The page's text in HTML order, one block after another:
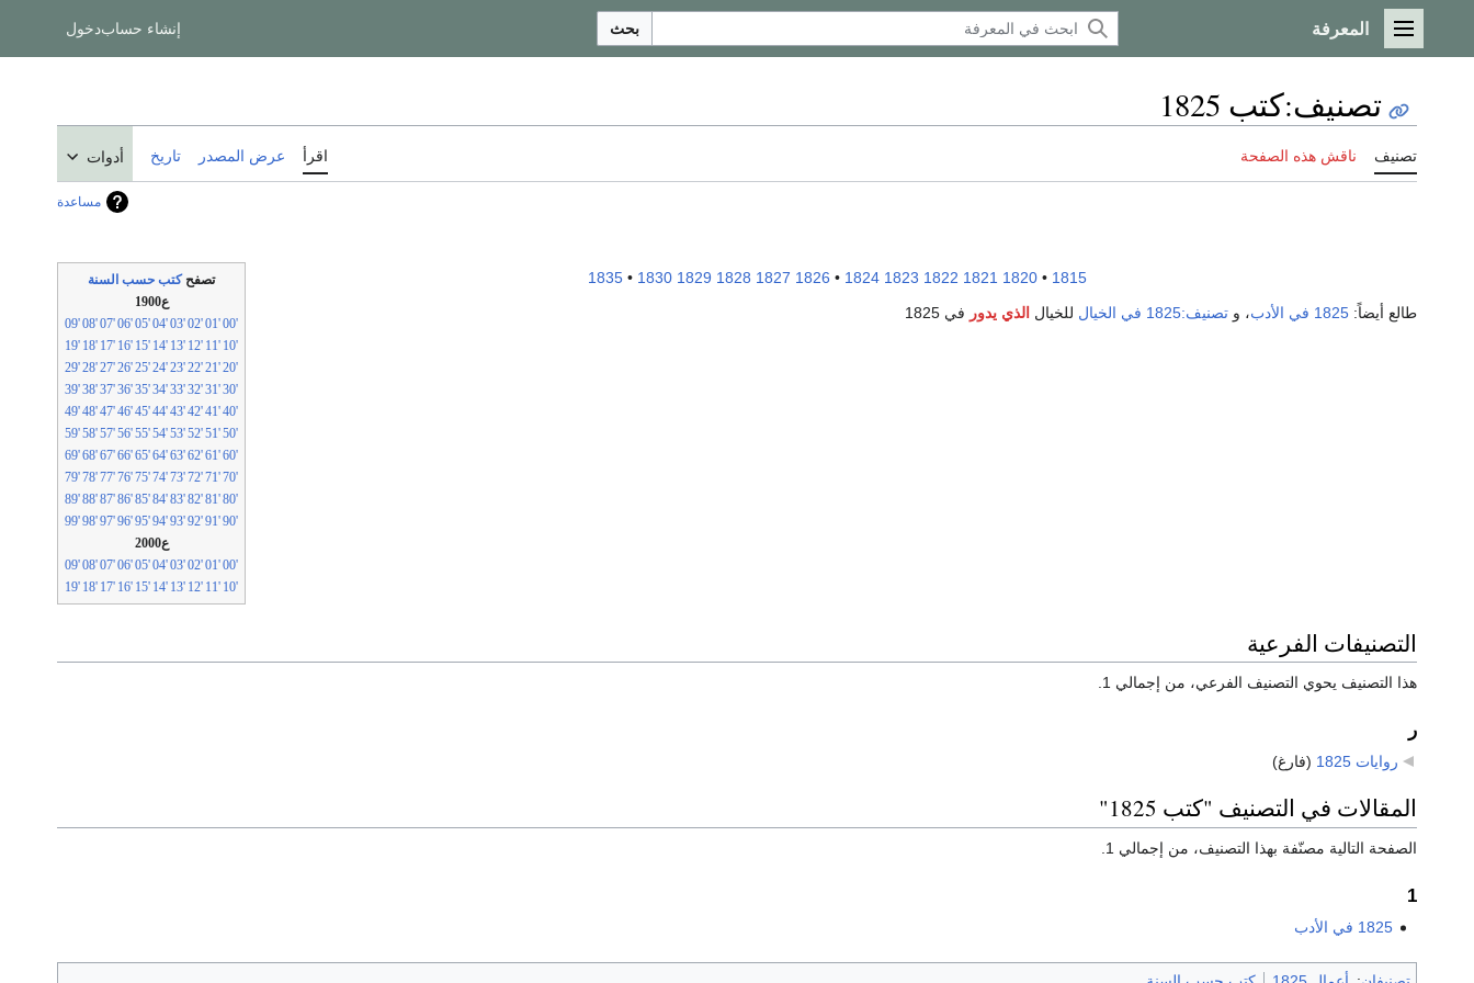
القائمة الرئيسية
المعرفة بحث إنشاء حسابدخول
تصنيف:كتب 1825
تصنيف ناقش هذه الصفحة اقرأ عرض المصدر تاريخ أدوات
مساعدة
تصفحكتب حسب السنة
ع1900
'00
'01
'02
'03
'04
'05
'06
'07
'08
'09
'10
'11
'12
'13
'14
'15
'16
'17
'18
'19
'20
'21
'22
'23
'24
'25
'26
'27
'28
'29
'30
'31
'32
'33
'34
'35
'36
'37
'38
'39
'40
'41
'42
'43
'44
'45
'46
'47
'48
'49
'50
'51
'52
'53
'54
'55
'56
'57
'58
'59
'60
'61
'62
'63
'64
'65
'66
'67
'68
'69
'70
'71
'72
'73
'74
'75
'76
'77
'78
'79
'80
'81
'82
'83
'84
'85
'86
'87
'88
'89
'90
'91
'92
'93
'94
'95
'96
'97
'98
'99
ع2000
'00
'01
'02
'03
'04
'05
'06
'07
'08
'09
'10
'11
'12
'13
'14
'15
'16
'17
'18
'19
1815
•
1820
1821
1822
1823
1824
•
1826
1827
1828
1829
1830
•
1835
طالع أيضاً: 1825 في الأدب ، و تصنيف:1825 في الخيال للخيال الذي يدور في 1825
التصنيفات الفرعية
هذا التصنيف يحوي التصنيف الفرعي، من إجمالي 1.
ر
روايات 1825 (فارغ)
المقالات في التصنيف "كتب 1825"
الصفحة التالية مصنّفة بهذا التصنيف، من إجمالي 1.
1
1825 في الأدب